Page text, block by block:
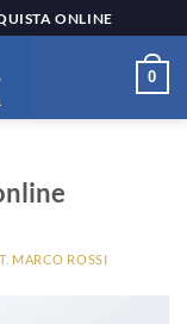
ONLINE
0
MARCO ROSSI